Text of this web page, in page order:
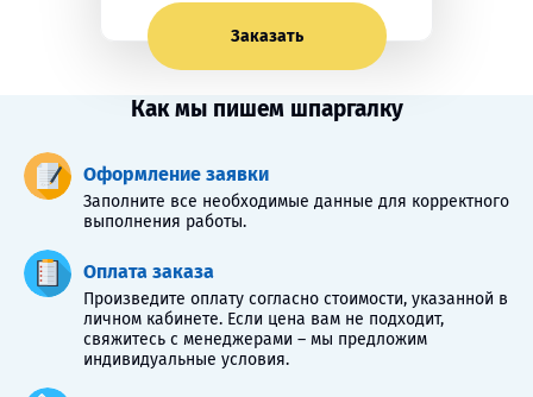
Заказать
Как мы пишем шпаргалку
Оформление заявки
Заполните все необходимые данные для корректного
выполнения работы.
Оплата заказа
Произведите оплату согласно стоимости, указанной в
личном кабинете. Если цена вам не подходит,
свяжитесь с менеджерами – мы предложим
индивидуальные условия.